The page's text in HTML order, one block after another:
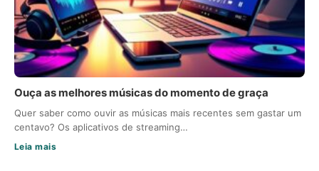
Ouça as melhores músicas do momento de graça
Quer saber como ouvir as músicas mais recentes sem gastar um
centavo? Os aplicativos de streaming…
Leia mais